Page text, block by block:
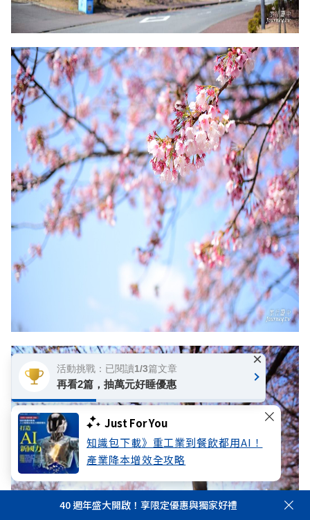
Just For You
知識包下載》重工業到餐飲都用AI！
產業降本增效全攻略
40 週年盛大開啟！享限定優惠與獨家好禮
活動挑戰：已閱讀1/3篇文章
再看2篇，抽萬元好睡優惠
×